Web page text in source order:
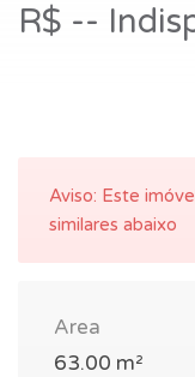
R$ --
Aviso: Este
similares abaixo
Area
63.00 m²